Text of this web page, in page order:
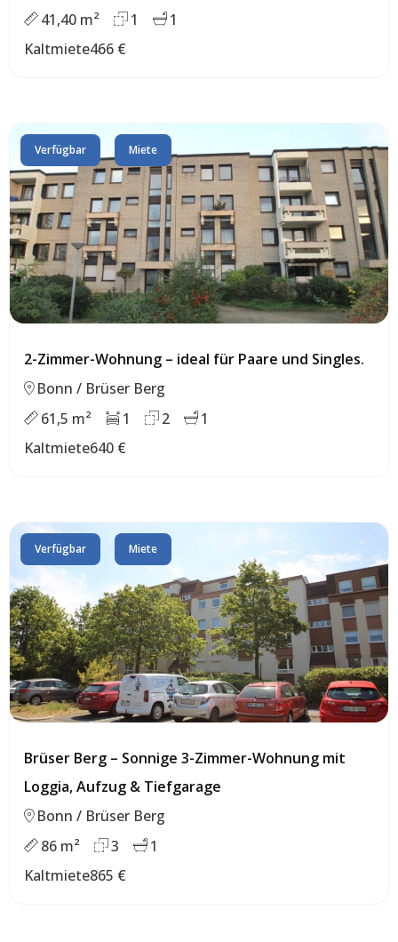
41,40 m²
1
1
Kaltmiete466 €
Verfügbar Miete
2-Zimmer-Wohnung – ideal für Paare und Singles.
Bonn / Brüser Berg
61,5 m²
1 2
1
Kaltmiete640 €
Verfügbar Miete
Brüser Berg – Sonnige 3-Zimmer-Wohnung mit
Loggia, Aufzug & Tiefgarage
Bonn / Brüser Berg
86 m²
3
1
Kaltmiete865 €